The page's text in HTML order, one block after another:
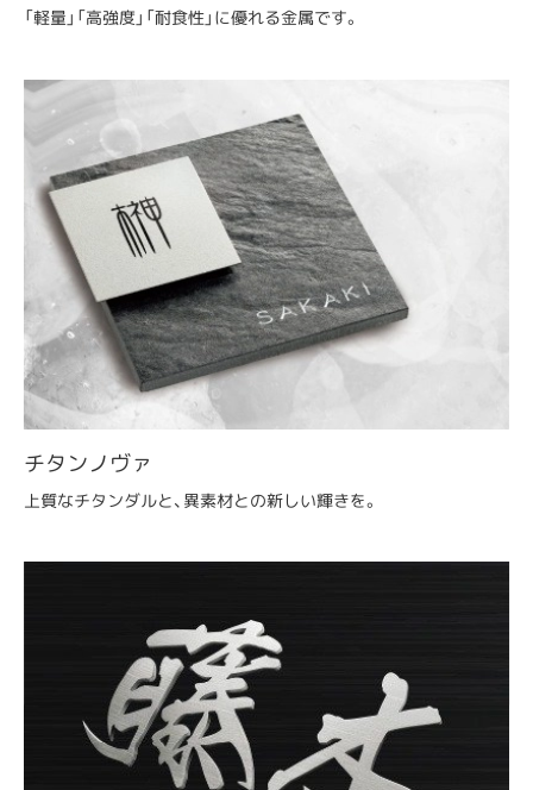
「軽量」「高強度」「耐食性」に優れる金属です。
チタンノヴァ
上質なチタンダルと、異素材との新しい輝きを。